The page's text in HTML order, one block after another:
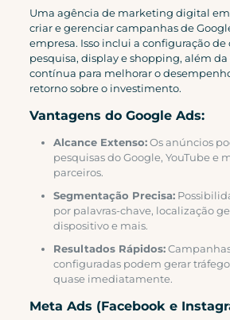
Uma agência de marketing digital
criar e gerenciar campanhas de
empresa. Isso inclui a configuração
pesquisa, display e shopping, além
contínua para melhorar o
retorno sobre o investimento.
Vantagens do Google Ads:
Alcance Extenso:Os anúncios
pesquisas do Google, YouTube e
parceiros.
Segmentação Precisa:
por palavras-chave, localização
dispositivo e mais.
Resultados Rápidos:
configuradas podem gerar
quase imediatamente.
Meta Ads (Facebook e